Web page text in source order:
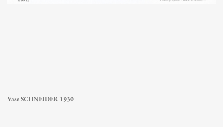
Vase SCHNEIDER 1930